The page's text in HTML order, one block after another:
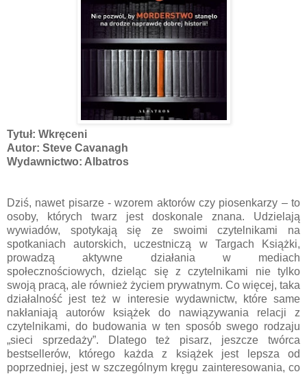
Tytuł: Wkręceni
Autor: Steve Cavanagh
Wydawnictwo: Albatros
Dziś, nawet pisarze - wzorem aktorów czy piosenkarzy – to
osoby, których twarz jest doskonale znana. Udzielają
wywiadów, spotykają się ze swoimi czytelnikami na
spotkaniach autorskich, uczestniczą w Targach Książki,
prowadzą aktywne działania w mediach
społecznościowych, dzieląc się z czytelnikami nie tylko
swoją pracą, ale również życiem prywatnym. Co więcej, taka
działalność jest też w interesie wydawnictw, które same
nakłaniają autorów książek do nawiązywania relacji z
czytelnikami, do budowania w ten sposób swego rodzaju
„sieci sprzedaży”. Dlatego też pisarz, jeszcze twórca
bestsellerów, którego każda z książek jest lepsza od
poprzedniej, jest w szczególnym kręgu zainteresowania, co